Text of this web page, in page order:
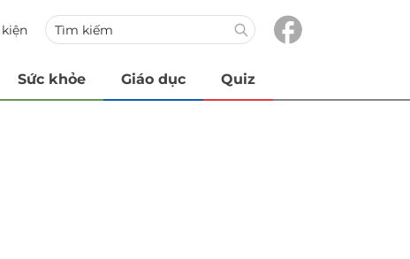
Sức khỏe Giáo dục Quiz